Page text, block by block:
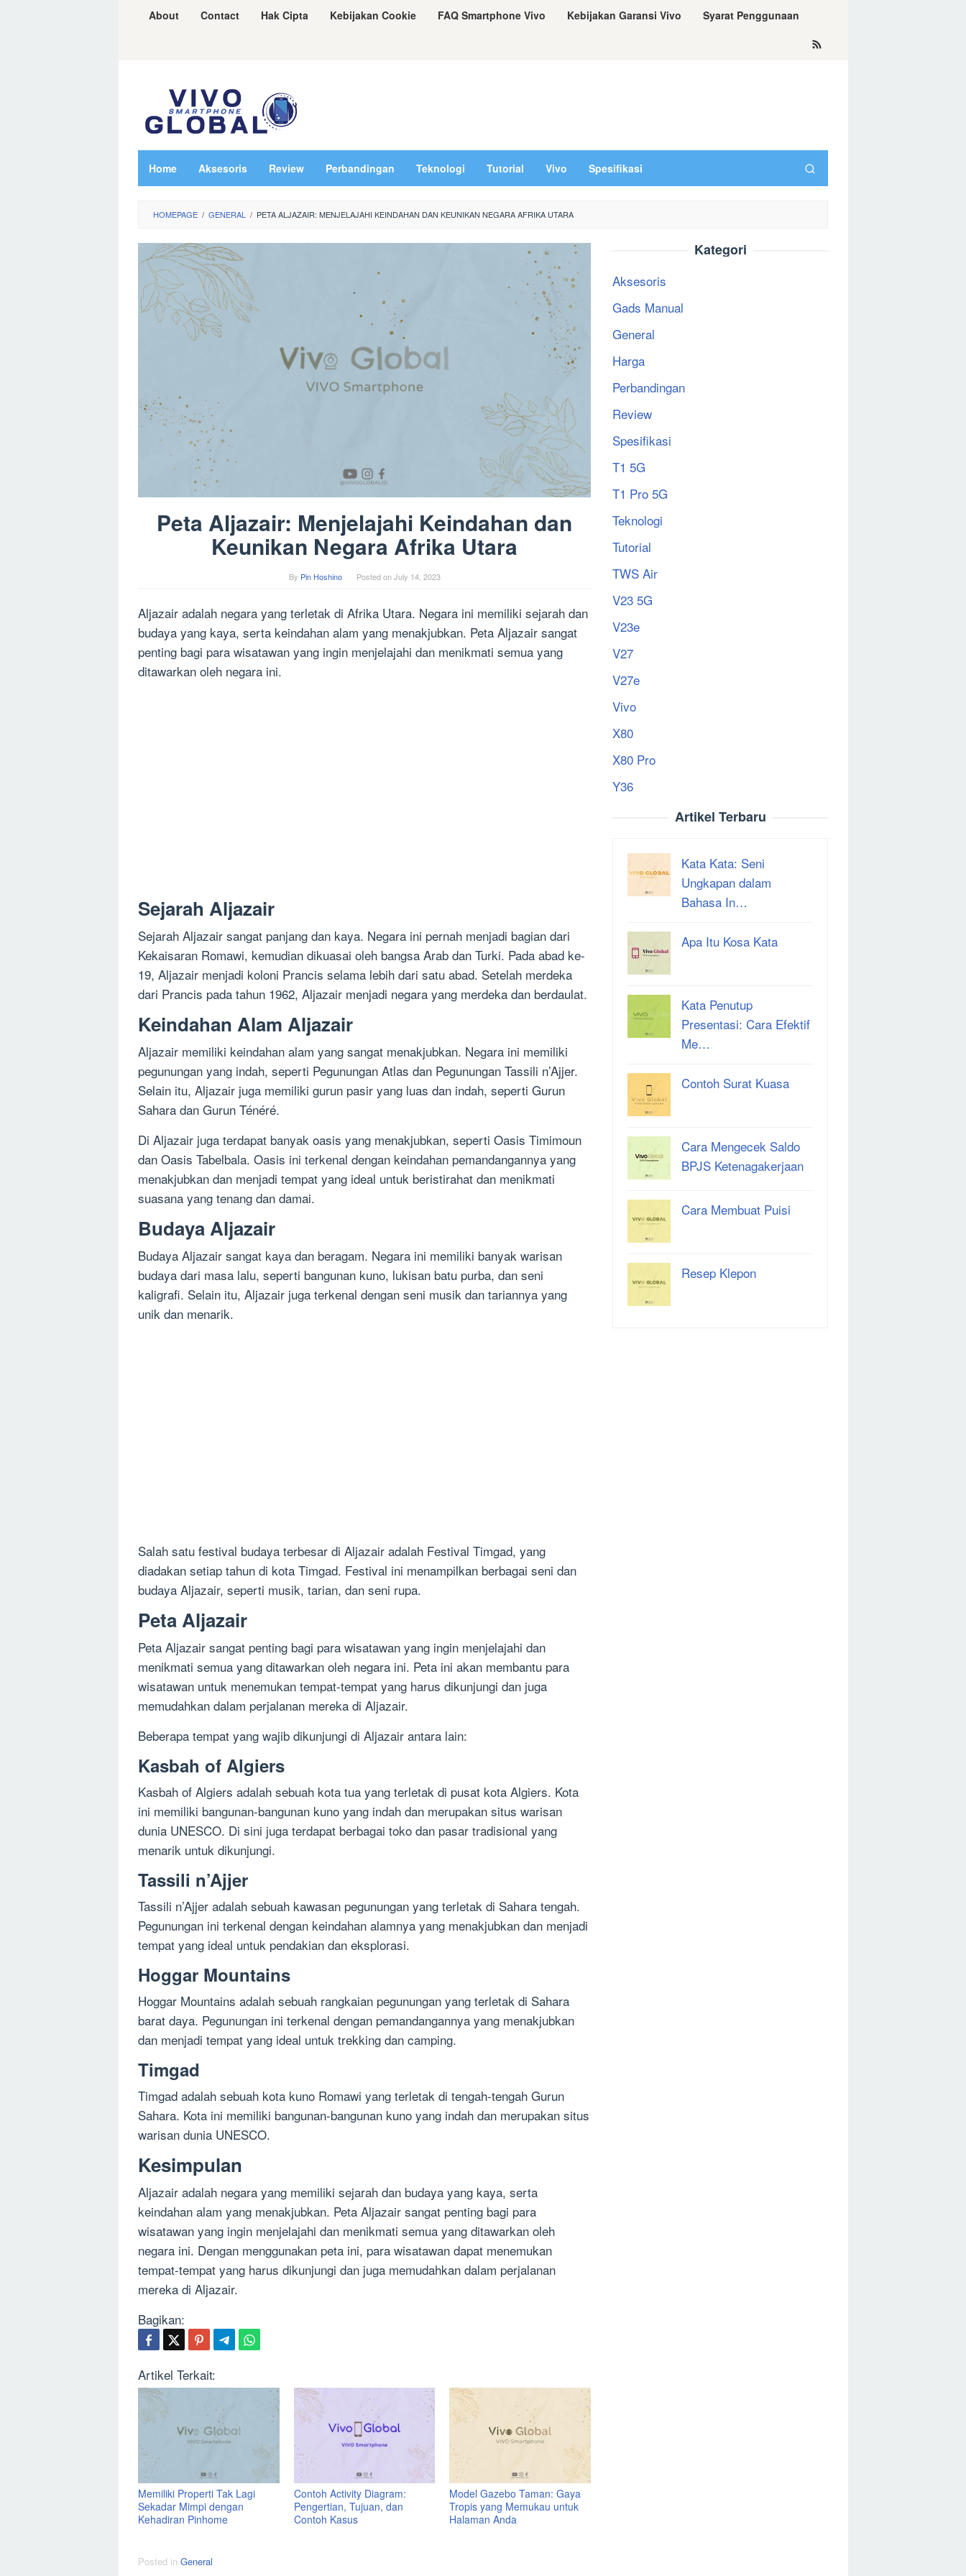
About Contact Hak Cipta Kebijakan Cookie FAQ Smartphone Vivo Kebijakan Garansi Vivo Syarat Penggunaan
Home Aksesoris Review Perbandingan Teknologi Tutorial Vivo Spesifikasi
HOMEPAGE / GENERAL / PETA ALJAZAIR: MENJELAJAHI KEINDAHAN DAN KEUNIKAN NEGARA AFRIKA UTARA
Peta Aljazair: Menjelajahi Keindahan dan
Keunikan Negara Afrika Utara
By Pin Hoshino Posted onJuly 14, 2023
Aljazair adalah negara yang terletak di Afrika Utara. Negara ini memiliki sejarah dan
budaya yang kaya, serta keindahan alam yang menakjubkan. Peta Aljazair sangat
penting bagi para wisatawan yang ingin menjelajahi dan menikmati semua yang
ditawarkan oleh negara ini.
Sejarah Aljazair
Sejarah Aljazair sangat panjang dan kaya. Negara ini pernah menjadi bagian dari
Kekaisaran Romawi, kemudian dikuasai oleh bangsa Arab dan Turki. Pada abad ke-
19, Aljazair menjadi koloni Prancis selama lebih dari satu abad. Setelah merdeka
dari Prancis pada tahun 1962, Aljazair menjadi negara yang merdeka dan berdaulat.
Keindahan Alam Aljazair
Aljazair memiliki keindahan alam yang sangat menakjubkan. Negara ini memiliki
pegunungan yang indah, seperti Pegunungan Atlas dan Pegunungan Tassili n’Ajjer.
Selain itu, Aljazair juga memiliki gurun pasir yang luas dan indah, seperti Gurun
Sahara dan Gurun Ténéré.
Di Aljazair juga terdapat banyak oasis yang menakjubkan, seperti Oasis Timimoun
dan Oasis Tabelbala. Oasis ini terkenal dengan keindahan pemandangannya yang
menakjubkan dan menjadi tempat yang ideal untuk beristirahat dan menikmati
suasana yang tenang dan damai.
Budaya Aljazair
Budaya Aljazair sangat kaya dan beragam. Negara ini memiliki banyak warisan
budaya dari masa lalu, seperti bangunan kuno, lukisan batu purba, dan seni
kaligrafi. Selain itu, Aljazair juga terkenal dengan seni musik dan tariannya yang
unik dan menarik.
Salah satu festival budaya terbesar di Aljazair adalah Festival Timgad, yang
diadakan setiap tahun di kota Timgad. Festival ini menampilkan berbagai seni dan
budaya Aljazair, seperti musik, tarian, dan seni rupa.
Peta Aljazair
Peta Aljazair sangat penting bagi para wisatawan yang ingin menjelajahi dan
menikmati semua yang ditawarkan oleh negara ini. Peta ini akan membantu para
wisatawan untuk menemukan tempat-tempat yang harus dikunjungi dan juga
memudahkan dalam perjalanan mereka di Aljazair.
Beberapa tempat yang wajib dikunjungi di Aljazair antara lain:
Kasbah of Algiers
Kasbah of Algiers adalah sebuah kota tua yang terletak di pusat kota Algiers. Kota
ini memiliki bangunan-bangunan kuno yang indah dan merupakan situs warisan
dunia UNESCO. Di sini juga terdapat berbagai toko dan pasar tradisional yang
menarik untuk dikunjungi.
Tassili n’Ajjer
Tassili n’Ajjer adalah sebuah kawasan pegunungan yang terletak di Sahara tengah.
Pegunungan ini terkenal dengan keindahan alamnya yang menakjubkan dan menjadi
tempat yang ideal untuk pendakian dan eksplorasi.
Hoggar Mountains
Hoggar Mountains adalah sebuah rangkaian pegunungan yang terletak di Sahara
barat daya. Pegunungan ini terkenal dengan pemandangannya yang menakjubkan
dan menjadi tempat yang ideal untuk trekking dan camping.
Timgad
Timgad adalah sebuah kota kuno Romawi yang terletak di tengah-tengah Gurun
Sahara. Kota ini memiliki bangunan-bangunan kuno yang indah dan merupakan situs
warisan dunia UNESCO.
Kesimpulan
Aljazair adalah negara yang memiliki sejarah dan budaya yang kaya, serta
keindahan alam yang menakjubkan. Peta Aljazair sangat penting bagi para
wisatawan yang ingin menjelajahi dan menikmati semua yang ditawarkan oleh
negara ini. Dengan menggunakan peta ini, para wisatawan dapat menemukan
tempat-tempat yang harus dikunjungi dan juga memudahkan dalam perjalanan
mereka di Aljazair.
Bagikan:
Artikel Terkait:
Memiliki Properti Tak Lagi
Sekadar Mimpi dengan
Kehadiran Pinhome
Contoh Activity Diagram:
Pengertian, Tujuan, dan
Contoh Kasus
Model Gazebo Taman: Gaya
Tropis yang Memukau untuk
Halaman Anda
Posted in General
Kategori
Aksesoris
Gads Manual
General
Harga
Perbandingan
Review
Spesifikasi
T1 5G
T1 Pro 5G
Teknologi
Tutorial
TWS Air
V23 5G
V23e
V27
V27e
Vivo
X80
X80 Pro
Y36
Artikel Terbaru
Kata Kata: Seni
Ungkapan dalam
Bahasa In…
Apa Itu Kosa Kata
Kata Penutup
Presentasi: Cara Efektif
Me…
Contoh Surat Kuasa
Cara Mengecek Saldo
BPJS Ketenagakerjaan
Cara Membuat Puisi
Resep Klepon